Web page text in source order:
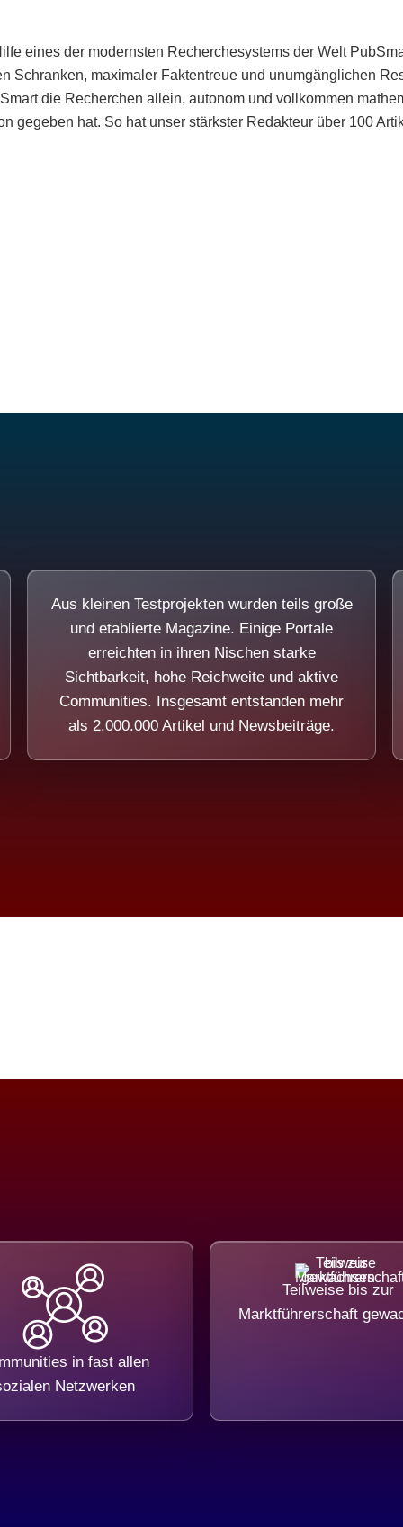
eines der modernsten Recherchesystems der Welt
Schranken, maximaler Faktentreue und unumgänglichen
die Recherchen allein, autonom und vollkommen
gegeben hat. So hat unser stärkster Redakteur über 100
Aus kleinen Testprojekten wurden teils große
und etablierte Magazine. Einige Portale
erreichten in ihren Nischen starke
Sichtbarkeit, hohe Reichweite und aktive
Communities. Insgesamt entstanden mehr
als 2.000.000 Artikel und Newsbeiträge.
in fast allen
Netzwerken
Teilweise bis zur
Marktführerschaft